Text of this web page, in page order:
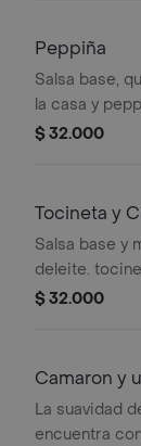
Peppiña
Salsa base,
la casa y
$ 32.000
Tocineta y
Salsa base y
deleite.
fundido y
antojo.
$ 32.000
Camaron y
La suavidad
encuentra